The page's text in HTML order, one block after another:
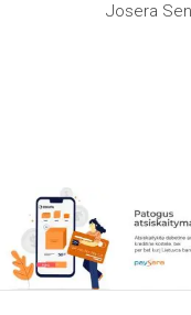
Josera